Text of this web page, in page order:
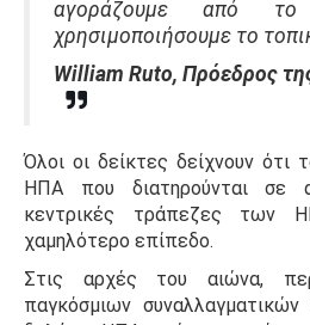
αγοράζουμε από το
χρησιμοποιήσουμε το
William Ruto, Πρόεδρος
Όλοι οι δείκτες δείχνουν
ΗΠΑ που διατηρούνται σε
κεντρικές τράπεζες των
χαμηλότερο επίπεδο.
Στις αρχές του αιώνα,
παγκόσμιων